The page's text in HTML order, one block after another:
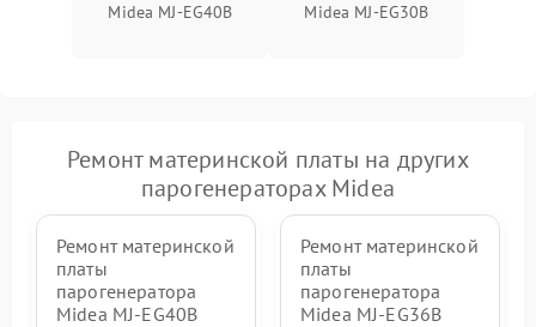
Midea MJ-EG40B Midea MJ-EG30B
Ремонт материнской платы на других
парогенераторах Midea
Ремонт материнской
платы
парогенератора
Midea MJ-EG40B
Ремонт материнской
платы
парогенератора
Midea MJ-EG36B